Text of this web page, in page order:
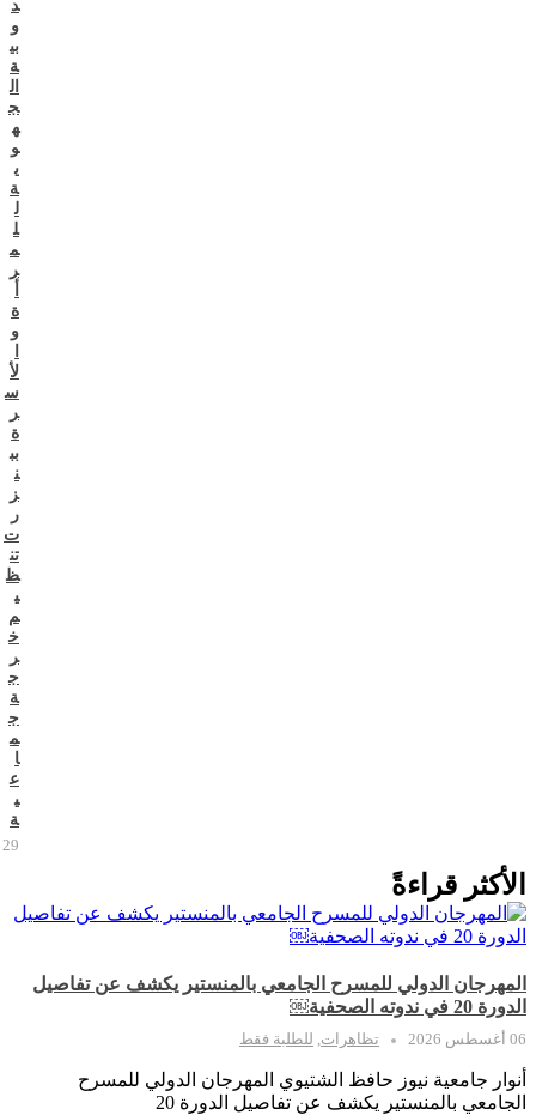
د
و
بي
ة
ال
ج
ه
و
ي
ة
ل
ل
م
ر
ة
و
لأ
س
ر
ة
بب
ن
ز
ر
ت
تن
ظ
ي
م
خ
ر
ج
ة
ج
م
ا
ع
ي
ة
29 يوليو 2026
الأكثر قراءةً
المهرجان الدولي للمسرح الجامعي بالمنستير يكشف عن تفاصيل
الدورة 20 في ندوته الصحفية￼
06 أغسطس 2026 تظاهرات, للطلبة فقط
أنوار جامعية نيوز حافظ الشتيوي المهرجان الدولي للمسرح
الجامعي بالمنستير يكشف عن تفاصيل الدورة 20